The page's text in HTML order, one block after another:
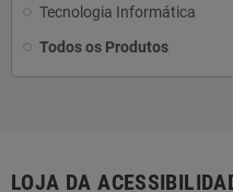
Tecnologia Informática
Todos os Produtos
LOJA DA